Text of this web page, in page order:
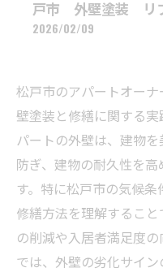
戸市 外壁塗装 リ
2026/02/09
松戸市のアパートオー
壁塗装と修繕に関する
パートの外壁は、建物
防ぎ、建物の耐久性を
す。特に松戸市の気候
修繕方法を理解するこ
の削減や入居者満足度
では、外壁の劣化サイ